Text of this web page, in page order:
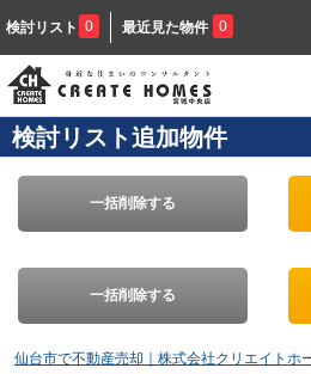
検討リスト 0 最近見た物件 0
検討リスト追加物件
一括削除する
一括削除する
仙台市で不動産売却｜株式会社クリエイトホ